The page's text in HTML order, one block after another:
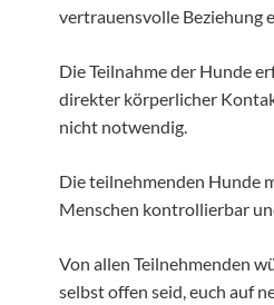
vertrauensvolle Beziehung
Die Teilnahme der Hunde
direkter körperlicher
nicht notwendig.
Die teilnehmenden Hunde
Menschen kontrollierbar
Von allen Teilnehmenden
selbst offen seid, euch auf